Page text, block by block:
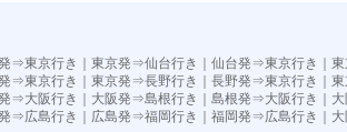
⇒東京行き 東京発⇒仙台行き 仙台発⇒東京行き
⇒東京行き 東京発⇒長野行き 長野発⇒東京行き
⇒大阪行き 大阪発⇒島根行き 島根発⇒大阪行き
⇒広島行き 広島発⇒福岡行き 福岡発⇒広島行き